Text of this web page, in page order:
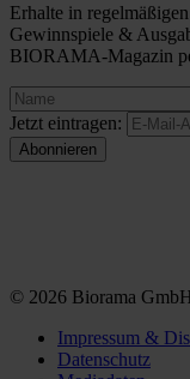
Erhalte in
Gewinnspiele &
BIORAMA-Magazin
Jetzt eintragen:
© 2026 Biorama
Impressum &
Datenschutz